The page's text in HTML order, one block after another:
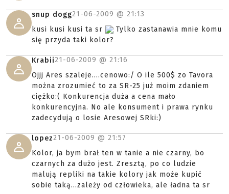
snup dogg21-06-2009 @ 21:13
kusi kusi kusi ta sr
Tylko zastanawia mnie komu
się przyda taki kolor?
Krabii21-06-2009 @ 21:16
Ojjj Ares szaleje....cenowo:/ O ile 500$ zo Tavora
można zrozumieć to za SR-25 już moim zdaniem
ciężko:( Konkurencja duża a cena mało
konkurencyjna. No ale konsument i prawa rynku
zadecydują o losie Aresowej SRki:)
lopez21-06-2009 @ 21:57
Kolor, ja bym brał ten w tanie a nie czarny, bo
czarnych za dużo jest. Zresztą, po co ludzie
malują repliki na takie kolory jak może kupić
sobie taką...zależy od człowieka, ale ładna ta sr